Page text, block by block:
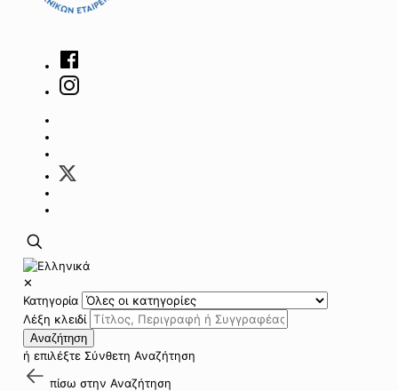
✕
Κατηγορία
Λέξη κλειδί
Αναζήτηση
ή επιλέξτε Σύνθετη Αναζήτηση
πίσω στην Αναζήτηση